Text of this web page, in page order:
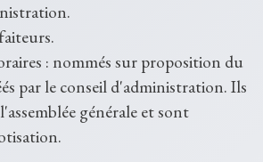
: nommés sur proposition du
par le conseil d'administration. Ils
générale et sont